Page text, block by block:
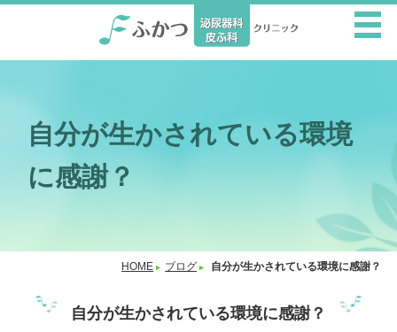
自分が生かされている環境
に感謝？
HOME ブログ 自分が生かされている環境に感謝？
自分が生かされている環境に感謝？